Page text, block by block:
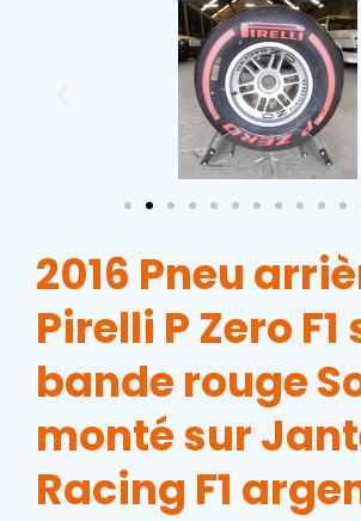
2016 Pneu
Pirelli P Zero
bande rouge
monté sur
Racing F1